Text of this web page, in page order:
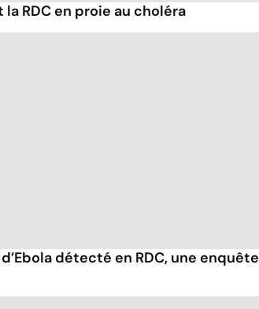
la RDC en proie au choléra
détecté en RDC, une enquête